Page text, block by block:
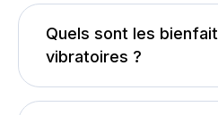
Quels sont les
vibratoires ?